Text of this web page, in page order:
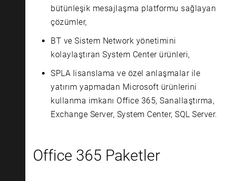
bütünleşik mesajlaşma platformu sağlayan
çözümler,
BT ve Sistem Network yönetimini
kolaylaştıran System Center ürünleri,
SPLA lisanslama ve özel anlaşmalar ile
yatırım yapmadan Microsoft ürünlerini
kullanma imkanı Office 365, Sanallaştırma,
Exchange Server, System Center, SQL Server.
Office 365 Paketler